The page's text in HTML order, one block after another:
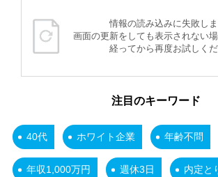
情報の読み込みに失敗しま
画面の更新をしても表示されない
経ってから再度お試しくだ
注目のキーワード
40代 ホワイト企業 年齢不問
年収1,000万円 週休3日 内定と